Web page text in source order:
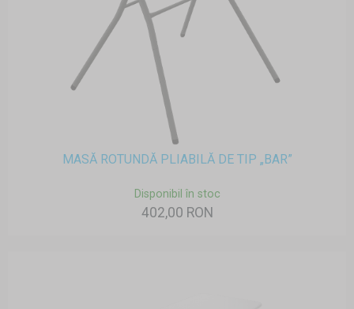
MASĂ ROTUNDĂ PLIABILĂ DE TIP „BAR”
Disponibil în stoc
402,00 RON